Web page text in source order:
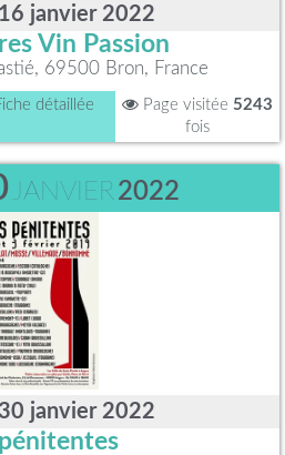
janvier 2022
Vin Passion
69500 Bron, France
détaillée Page visitée 5243
fois
JANVIER2022
janvier 2022
pénitentes